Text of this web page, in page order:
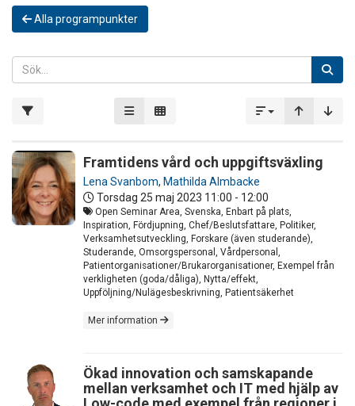
Alla programpunkter
Framtidens vård och uppgiftsväxling
Lena Svanbom, Mathilda Almbacke
Torsdag 25 maj 2023 11:00 - 12:00
Open Seminar Area, Svenska, Enbart på plats,
Inspiration, Fördjupning, Chef/Beslutsfattare, Politiker,
Verksamhetsutveckling, Forskare (även studerande),
Studerande, Omsorgspersonal, Vårdpersonal,
Patientorganisationer/Brukarorganisationer, Exempel från
verkligheten (goda/dåliga), Nytta/effekt,
Uppföljning/Nulägesbeskrivning, Patientsäkerhet
Mer information
Ökad innovation och samskapande
mellan verksamhet och IT med hjälp av